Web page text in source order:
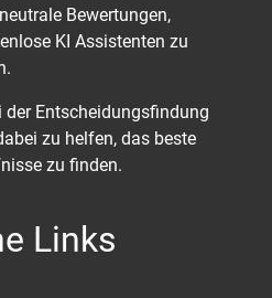
Bewertungen,
KI Assistenten zu
der Entscheidungsfindung
zu helfen, das beste
zu finden.
Links